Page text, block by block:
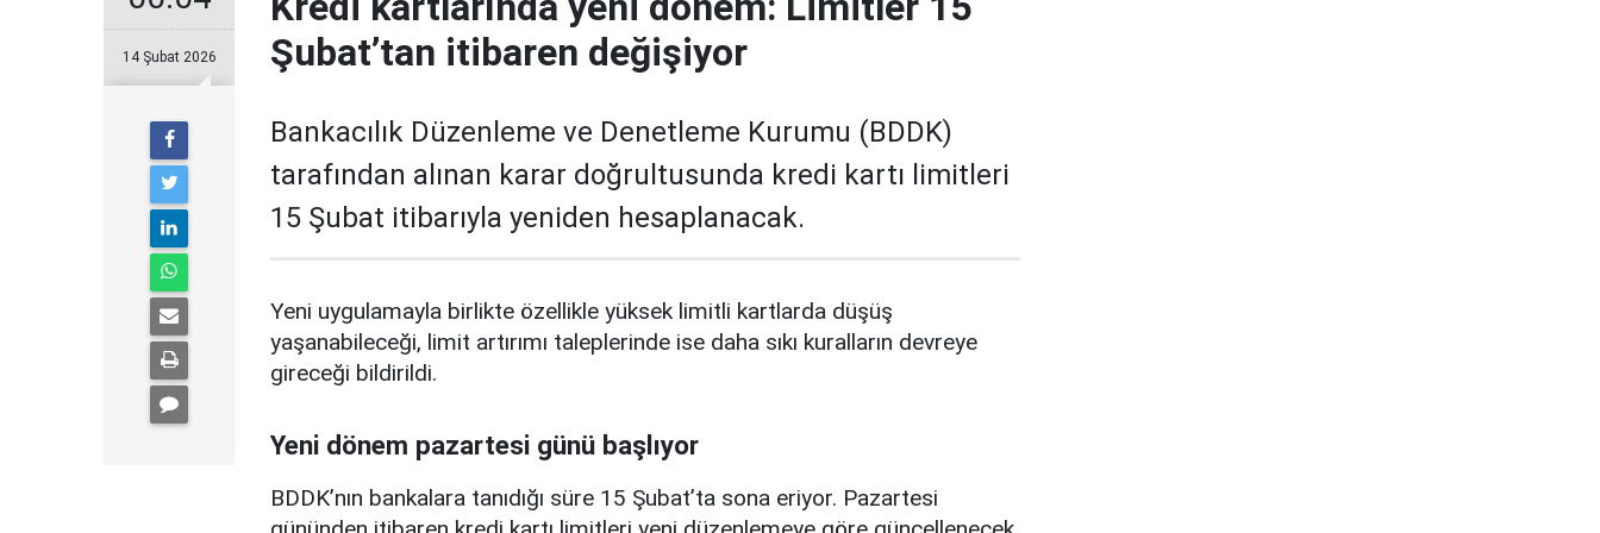
14 Şubat 2026
Şubat’tan itibaren değişiyor
Bankacılık Düzenleme ve Denetleme Kurumu (BDDK)
tarafından alınan karar doğrultusunda kredi kartı limitleri
15 Şubat itibarıyla yeniden hesaplanacak.
Yeni uygulamayla birlikte özellikle yüksek limitli kartlarda düşüş
yaşanabileceği, limit artırımı taleplerinde ise daha sıkı kuralların devreye
gireceği bildirildi.
Yeni dönem pazartesi günü başlıyor
BDDK’nın bankalara tanıdığı süre 15 Şubat’ta sona eriyor. Pazartesi